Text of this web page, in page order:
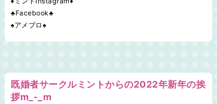
♣Facebook♣
♠アメブロ♠
既婚者サークルミントからの2022年新年の挨
拶m_-_m